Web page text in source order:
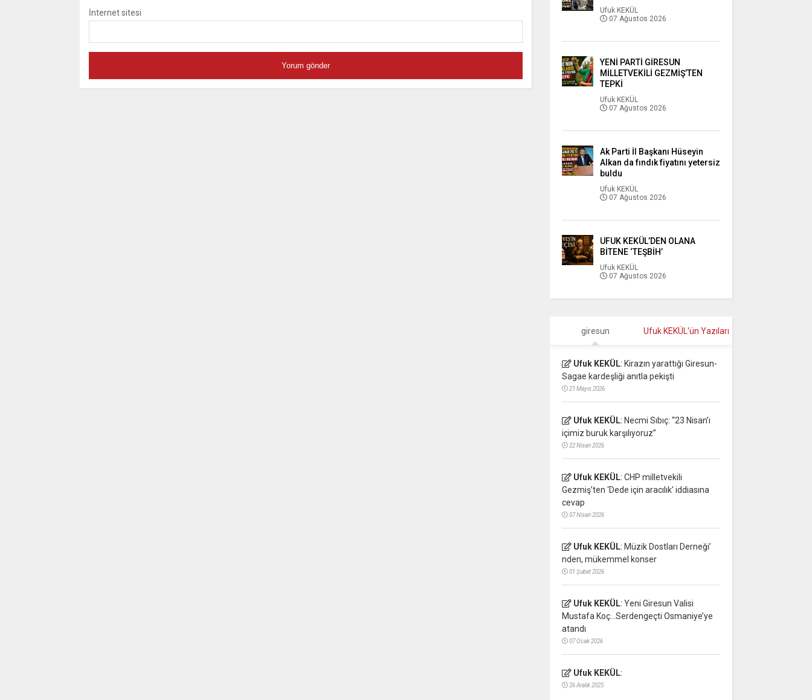
İnternet sitesi
Ufuk KEKÜL
07 Ağustos 2026
YENİ PARTİ GİRESUN
MİLLETVEKİLİ GEZMİŞ’TEN
TEPKİ
Ufuk KEKÜL
07 Ağustos 2026
Ak Parti İl Başkanı Hüseyin
Alkan da fındık fiyatını yetersiz
buldu
Ufuk KEKÜL
07 Ağustos 2026
UFUK KEKÜL’DEN OLANA
BİTENE ‘TEŞBİH’
Ufuk KEKÜL
07 Ağustos 2026
giresun Ufuk KEKÜL'ün Yazıları
Ufuk KEKÜL: Kirazın yarattığı Giresun-
Sagae kardeşliği anıtla pekişti
21 Mayıs 2026
Ufuk KEKÜL: Necmi Sıbıç: “23 Nisan’ı
içimiz buruk karşılıyoruz”
22 Nisan 2026
Ufuk KEKÜL: CHP milletvekili
Gezmiş’ten ‘Dede için aracılık’ iddiasına
cevap
07 Nisan 2026
Ufuk KEKÜL: Müzik Dostları Derneği’
nden, mükemmel konser
01 Şubat 2026
Ufuk KEKÜL: Yeni Giresun Valisi
Mustafa Koç…Serdengeçti Osmaniye’ye
atandı
07 Ocak 2026
Ufuk KEKÜL:
26 Aralık 2025